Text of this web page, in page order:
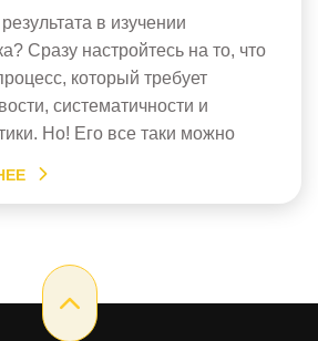
в изучении
Сразу настройтесь на то, что
который требует
систематичности и
Но! Его все таки можно
Советы для
по Скайпу / […]